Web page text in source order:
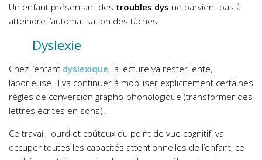
Un enfant présentant des troubles dys ne parvient pas à
atteindre l’automatisation des tâches.
Dyslexie
Chez l’enfant dyslexique, la lecture va rester lente,
laborieuse. Il va continuer à mobiliser explicitement certaines
règles de conversion grapho-phonologique (transformer des
lettres écrites en sons).
Ce travail, lourd et coûteux du point de vue cognitif, va
occuper toutes les capacités attentionnelles de l’enfant, ce